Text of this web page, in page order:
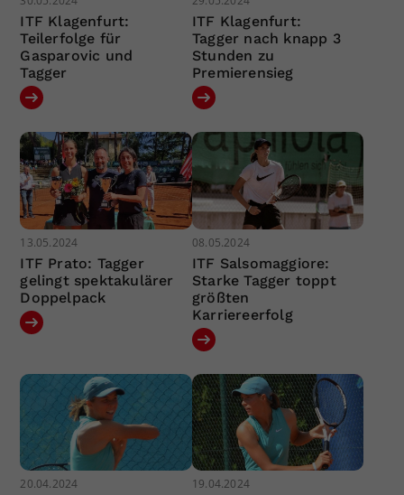
ITF Klagenfurt:
Teilerfolge für
Gasparovic und
Tagger
ITF Klagenfurt:
Tagger nach knapp 3
Stunden zu
Premierensieg
13.05.2024
ITF Prato: Tagger
gelingt spektakulärer
Doppelpack
08.05.2024
ITF Salsomaggiore:
Starke Tagger toppt
größten
Karriereerfolg
20.04.2024 19.04.2024